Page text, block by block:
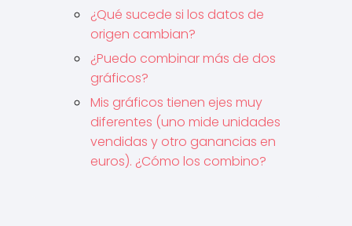
¿Qué sucede si los datos de
origen cambian?
¿Puedo combinar más de dos
gráficos?
Mis gráficos tienen ejes muy
diferentes (uno mide unidades
vendidas y otro ganancias en
euros). ¿Cómo los combino?